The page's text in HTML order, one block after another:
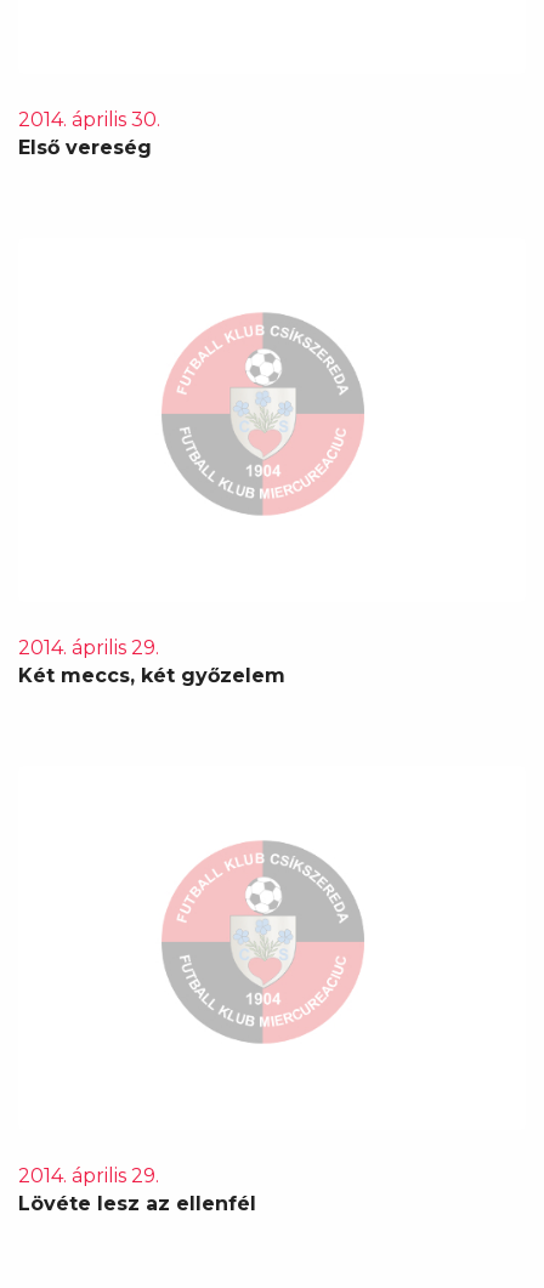
2014. április 30.
Első vereség
2014. április 29.
Két meccs, két győzelem
2014. április 29.
Lövéte lesz az ellenfél